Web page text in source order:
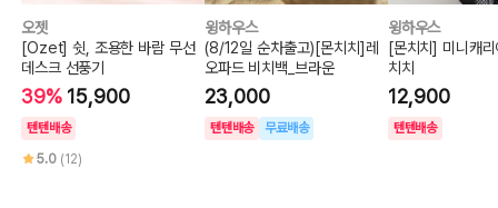
오젯
[Ozet] 쉿, 조용한 바람 무선
데스크 선풍기
39% 15,900
텐텐배송
5.0 (12)
윙하우스
(8/12일 순차출고)[몬치치]레
오파드 비치백_브라운
23,000
텐텐배송 무료배송
윙하우스
[몬치치] 미니캐리
치치
12,900
텐텐배송